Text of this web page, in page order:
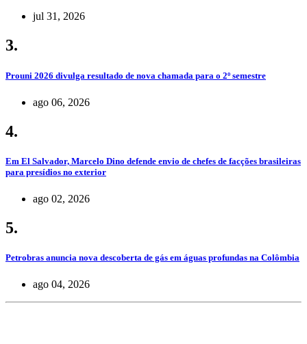
jul 31, 2026
3.
Prouni 2026 divulga resultado de nova chamada para o 2º semestre
ago 06, 2026
4.
Em El Salvador, Marcelo Dino defende envio de chefes de facções brasileiras
para presídios no exterior
ago 02, 2026
5.
Petrobras anuncia nova descoberta de gás em águas profundas na Colômbia
ago 04, 2026